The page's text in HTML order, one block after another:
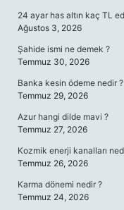
24 ayar has altın kaç TL
Ağustos 3, 2026
Şahide ismi ne demek ?
Temmuz 30, 2026
Banka kesin ödeme nedir ?
Temmuz 29, 2026
Azur hangi dilde mavi ?
Temmuz 27, 2026
Kozmik enerji kanalları
Temmuz 26, 2026
Karma dönemi nedir ?
Temmuz 24, 2026